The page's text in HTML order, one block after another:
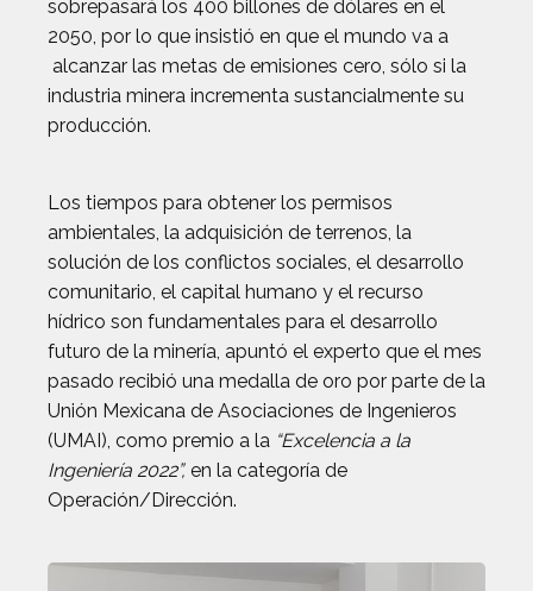
sobrepasará los 400 billones de dólares en el
2050, por lo que insistió en que el mundo va a
alcanzar las metas de emisiones cero, sólo si la
industria minera incrementa sustancialmente su
producción.
Los tiempos para obtener los permisos
ambientales, la adquisición de terrenos, la
solución de los conflictos sociales, el desarrollo
comunitario, el capital humano y el recurso
hídrico son fundamentales para el desarrollo
futuro de la minería, apuntó el experto que el mes
pasado recibió una medalla de oro por parte de la
Unión Mexicana de Asociaciones de Ingenieros
(UMAI), como premio a la “Excelencia a la
Ingeniería 2022”, en la categoría de
Operación/Dirección.